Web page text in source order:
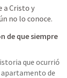
a Cristo y
no lo conoce.
de que siempre
que ocurrió
de